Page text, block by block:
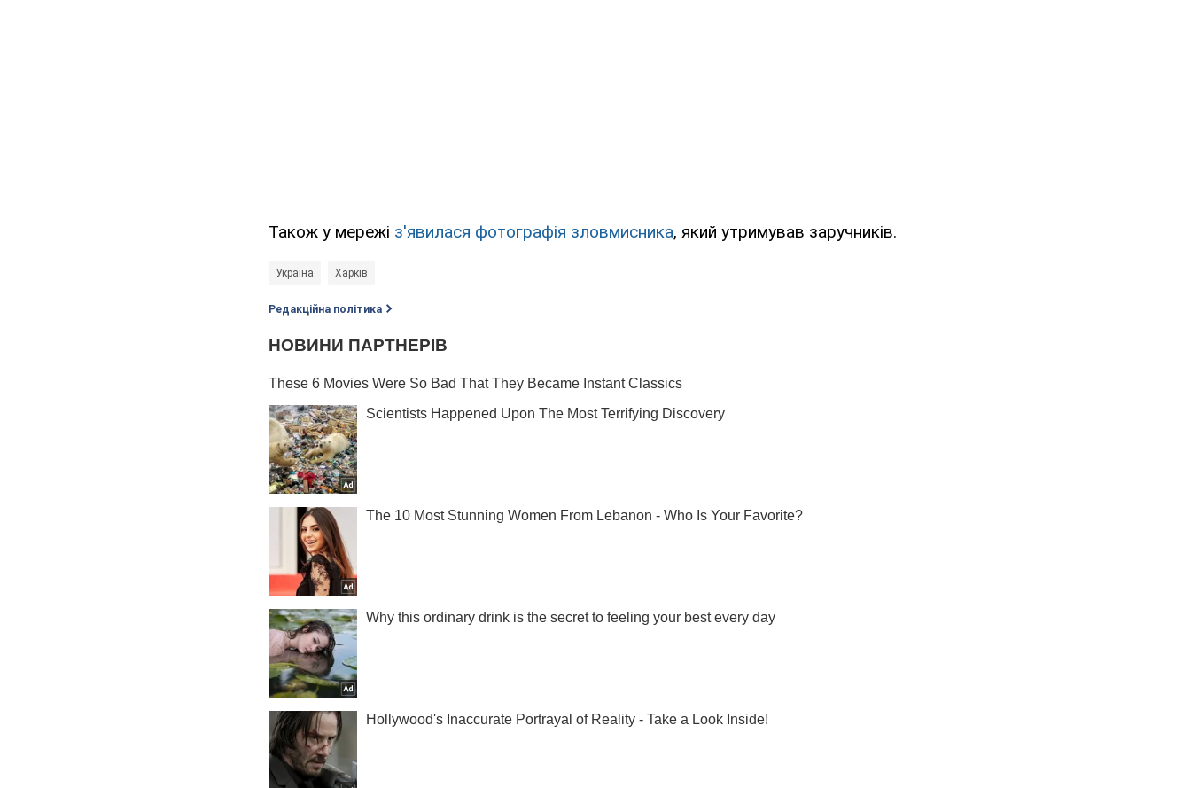
Також у мережі з'явилася фотографія зловмисника, який утримував заручників.
Україна Харків
Редакційна політика